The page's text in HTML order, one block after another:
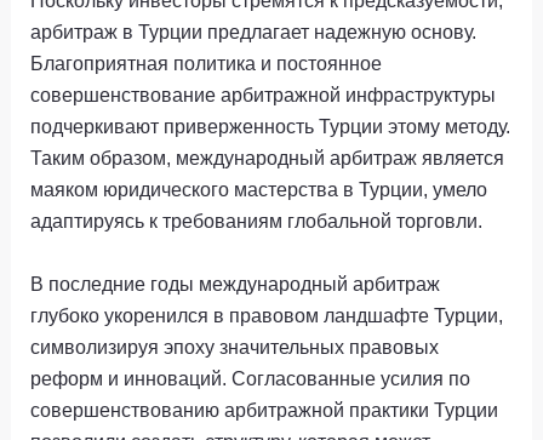
арбитраж в Турции предлагает надежную основу.
Благоприятная политика и постоянное
совершенствование арбитражной инфраструктуры
подчеркивают приверженность Турции этому методу.
Таким образом, международный арбитраж является
маяком юридического мастерства в Турции, умело
адаптируясь к требованиям глобальной торговли.
В последние годы международный арбитраж
глубоко укоренился в правовом ландшафте Турции,
символизируя эпоху значительных правовых
реформ и инноваций. Согласованные усилия по
совершенствованию арбитражной практики Турции